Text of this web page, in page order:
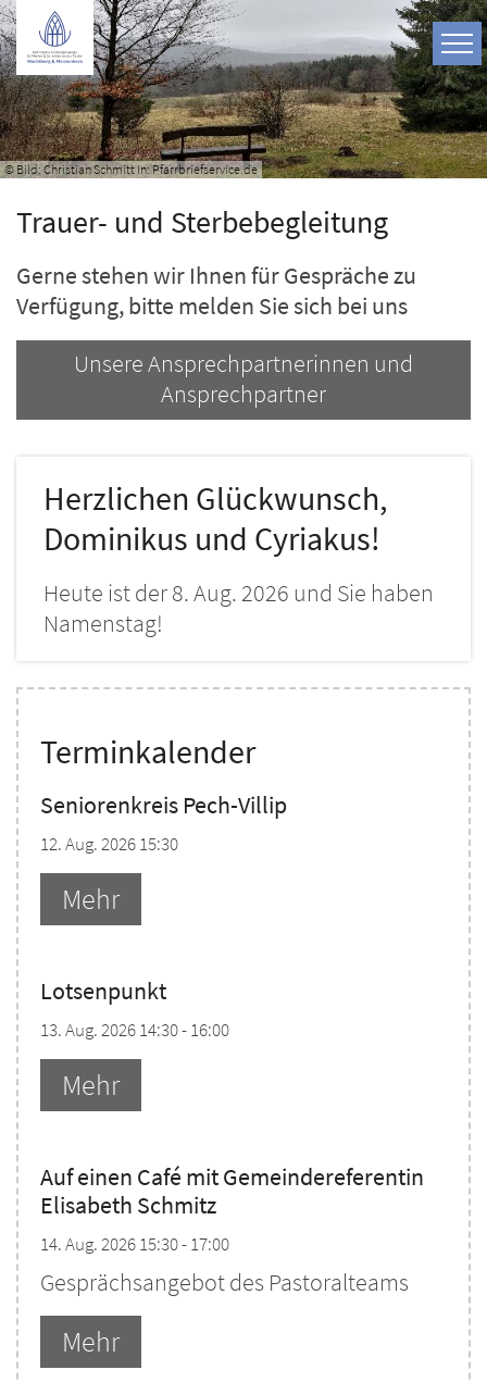
Zum Inhalt springen
© Bild: Christian Schmitt In: Pfarrbriefservice.de
Trauer- und Sterbebegleitung
Gerne stehen wir Ihnen für Gespräche zu
Verfügung, bitte melden Sie sich bei uns
Unsere Ansprechpartnerinnen und
Ansprechpartner
Herzlichen Glückwunsch,
Dominikus und Cyriakus!
Heute ist der 8. Aug. 2026 und Sie haben
Namenstag!
Terminkalender
Seniorenkreis Pech-Villip
12. Aug. 2026 15:30
Mehr
Lotsenpunkt
13. Aug. 2026 14:30 - 16:00
Mehr
Auf einen Café mit Gemeindereferentin
Elisabeth Schmitz
14. Aug. 2026 15:30 - 17:00
Gesprächsangebot des Pastoralteams
Mehr